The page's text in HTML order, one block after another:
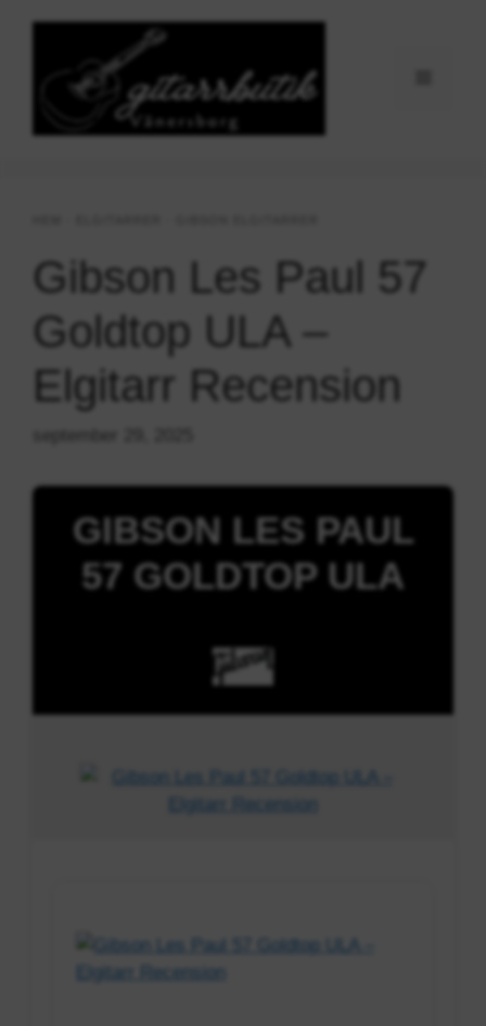
Gibson Les Paul 57
Goldtop ULA –
Elgitarr Recension
GIBSON LES PAUL
57 GOLDTOP ULA